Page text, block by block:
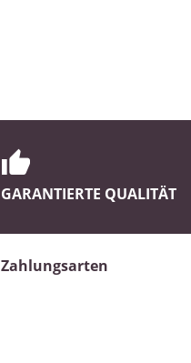
GARANTIERTE QUALITÄT
Zahlungsarten